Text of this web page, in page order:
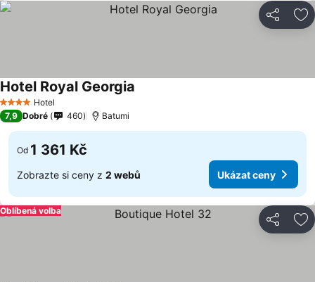
Sdílet
4 Počet hvězdiček
Hotel
Hotel Royal Georgia
7,9 Dobré 460 Batumi
Od 1 361 Kč
Zobrazte si ceny z 2 webů Ukázat ceny
Sdílet
Oblíbená volba